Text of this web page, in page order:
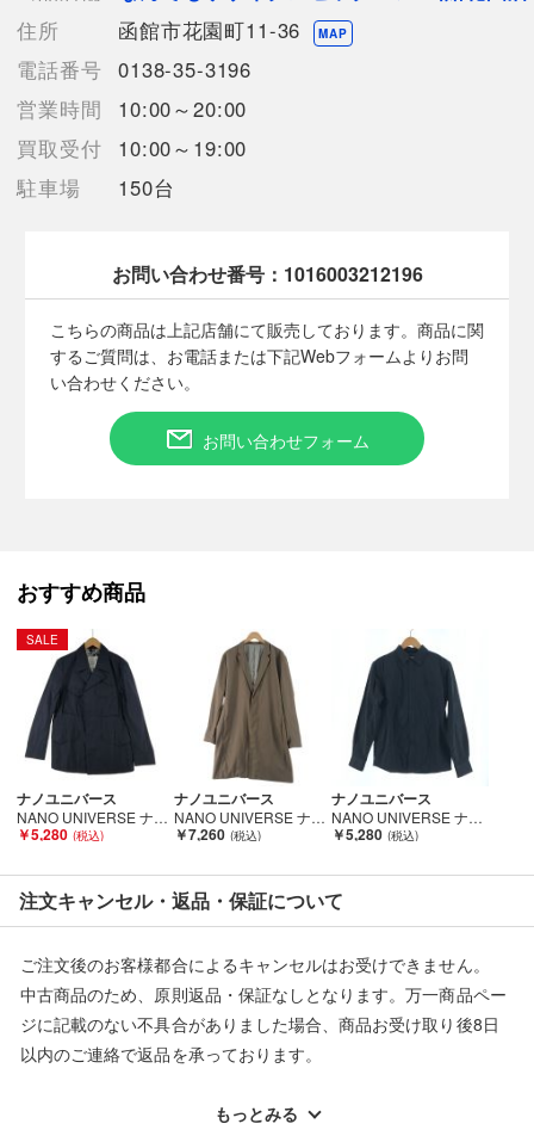
【袖丈】約56cm
【付属品】なし
【ランク】Bランク
通常使用による傷や汚れが見受けられる中古品
【使用予定配送業者】佐川急便 飛脚宅配便100サイズ
【こちらの商品は在庫連動システムを導入し、店頭や他ネットシ
ョップと併売を行なっておりますが、
売切れの場合は、ご購入をキャンセルさせていただく場合がござ
います。】
【備考/コメント】
全体的に毛玉があります。
サイズは平置きでの計測となっております。
商品画像に関しては出来る限り忠実に表示出来るよう努めており
■状態等は画像をご確認・ご参照下さい。
こちらの商品はお客様から買取させていただいた商品であり、
人の手を経た商品です。
■弊社（株式会社オカモト）を装った偽装サイトにご注意くださ
い■
弊社（株式会社オカモト）の商品画像や文章を無断盗用した『偽
装サイト』を確認しておりますが、
当店とは一切関係がございませんのでご注意ください。
住所
函館市花園町11-36 MAP
電話番号 0138-35-3196
営業時間
10:00～20:00
買取受付
10:00～19:00
駐車場
150台
お問い合わせ番号： 1016003212196
こちらの商品は上記店舗にて販売しております。商品に関
するご質問は、お電話または下記Webフォームよりお問
い合わせください。
お問い合わせフォーム
おすすめ商品
SALE
ナノユニバース
NANO UNIVERSE ナノユニバース メンズ ジャケット サイズ46 ネイビー Bランク
￥5,280
ナノユニバース
NANO UNIVERSE ナノユニバース メンズ コート サイズXL ベージュ Aランク
￥7,260
ナノユニバース
NANO UNIVERSE ナノユニバース メンズ キルティングジャケット サイズS NUC82SHL059HO ネイビー Bランク
￥5,280
注文キャンセル・返品・保証について
ご注文後のお客様都合によるキャンセルはお受けできません。
中古商品のため、原則返品・保証なしとなります。万一商品ペー
ジに記載のない不具合がありました場合、商品お受け取り後8日
以内のご連絡で返品を承っております。
配送料ともに当社負担で対応いたします。
もっとみる